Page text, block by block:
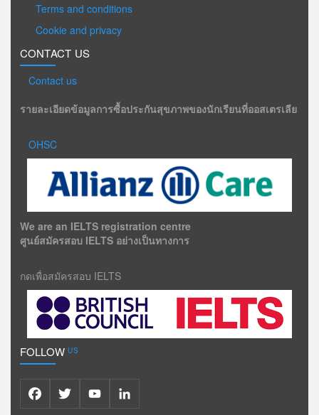
Terms and conditions
Cookie and privacy
CONTACT US
Contact us
รายละเอียดข้อมูลการซื้อประกันสุขภาพของนักเรียนที่ออสเตรเลีย
OHSC
We are an IELTS registration centre
ศูนย์สมัครสอบ IELTS อย่างเป็นทางการ
กดเพื่อสมัครสอบ IELTS
FOLLOWUS